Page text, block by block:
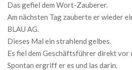
Das gefiel dem Wort-Zauberer.
Am nächsten Tag zauberte er wieder
BLAU AG.
Dieses Mal ein strahlend gelbes.
Es fiel dem Geschäftsführer direkt vor
Spontan ergriff er es und las darin.